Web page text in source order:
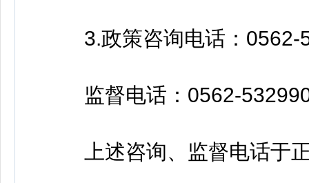
3.政策咨询电话：0562-
监督电话：0562-
上述咨询、监督电话于正